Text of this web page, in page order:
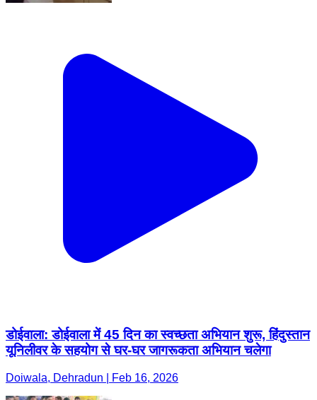
डोईवाला: डोईवाला में 45 दिन का स्वच्छता अभियान शुरू, हिंदुस्तान
यूनिलीवर के सहयोग से घर-घर जागरूकता अभियान चलेगा
Doiwala, Dehradun | Feb 16, 2026